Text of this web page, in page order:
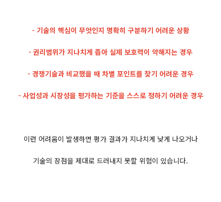
- 기술의 핵심이 무엇인지 명확히 구분하기 어려운 상황
- 권리범위가 지나치게 좁아 실제 보호력이 약해지는 경우
- 경쟁기술과 비교했을 때 차별 포인트를 찾기 어려운 경우
- 사업성과 시장성을 평가하는 기준을 스스로 정하기 어려운 경우
이런 어려움이 발생하면 평가 결과가 지나치게 낮게 나오거나
기술의 장점을 제대로 드러내지 못할 위험이 있습니다.